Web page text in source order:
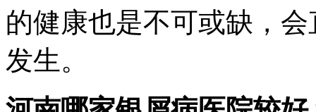
的健康也是不可或缺，
发生。